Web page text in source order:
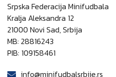
Srpska Federacija Minifudbala
Kralja Aleksandra 12
21000 Novi Sad, Srbija
MB: 28816243
PIB: 109158461
info@minifudbalsrbije.rs